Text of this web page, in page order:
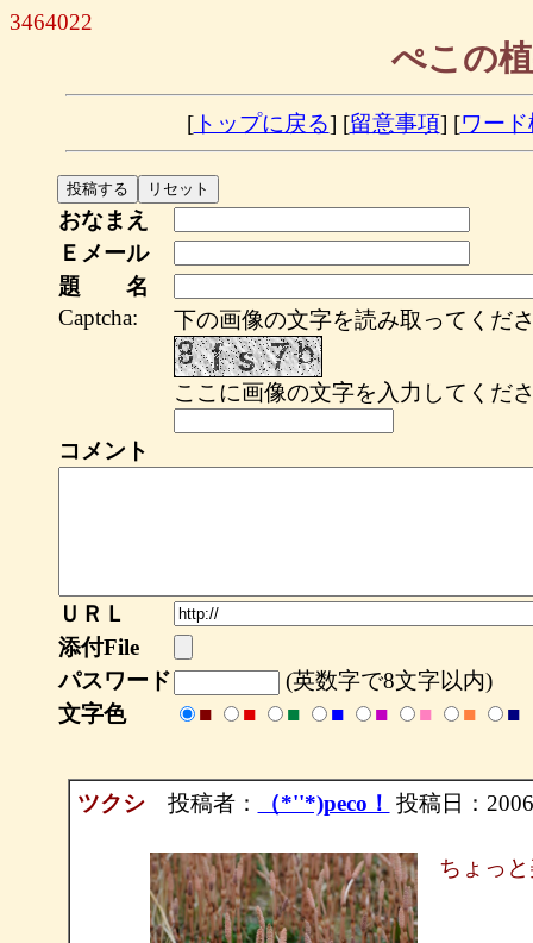
3464022
ぺこの
[トップに戻る] [留意事項] [ワー
おなまえ
Ｅメール
題 名
Captcha:
下の画像の文字を読み取ってくだ
ここに画像の文字を入力してくだ
コメント
ＵＲＬ
添付File
パスワード
(英数字で8文字以内)
文字色
■ ■ ■ ■ ■ ■ ■ ■
ツクシ投稿者： （*''*)peco！ 投稿日：
ちょっ